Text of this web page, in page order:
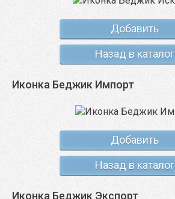
Добавить
Назад в каталог
Иконка Беджик Импорт
Добавить
Назад в каталог
Иконка Беджик Экспорт